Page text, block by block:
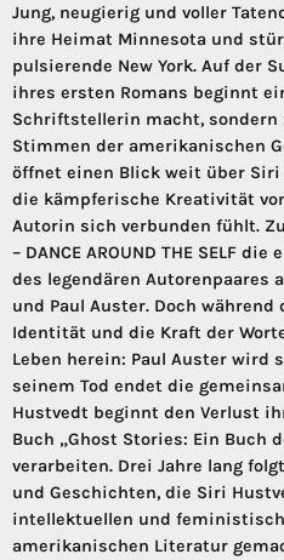
Jung, neugierig und voller
ihre Heimat Minnesota und
pulsierende New York. Auf der
ihres ersten Romans beginnt
Schriftstellerin macht,
Stimmen der amerikanischen
öffnet einen Blick weit über
die kämpferische Kreativität
Autorin sich verbunden fühlt.
– DANCE AROUND THE SELF
des legendären Autorenpaares
und Paul Auster. Doch
Identität und die Kraft der
Leben herein: Paul Auster wird
seinem Tod endet die
Hustvedt beginnt den Verlust
Buch „Ghost Stories: Ein Buch
verarbeiten. Drei Jahre lang
und Geschichten, die Siri
intellektuellen und
amerikanischen Literatur